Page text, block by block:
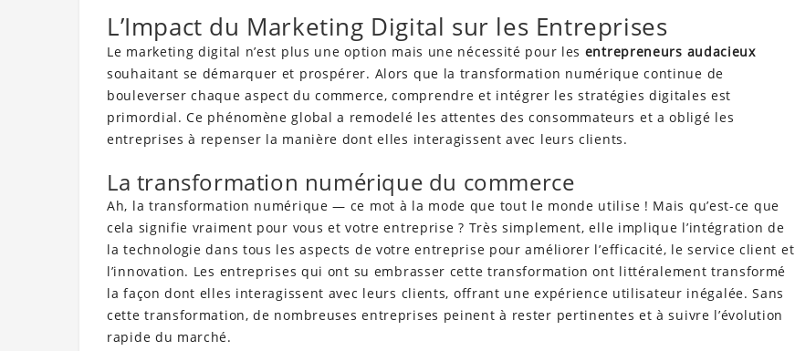
L’Impact du Marketing Digital sur les Entreprises
Le marketing digital n’est plus une option mais une nécessité pour les entrepreneurs audacieux
souhaitant se démarquer et prospérer. Alors que la transformation numérique continue de
bouleverser chaque aspect du commerce, comprendre et intégrer les stratégies digitales est
primordial. Ce phénomène global a remodelé les attentes des consommateurs et a obligé les
entreprises à repenser la manière dont elles interagissent avec leurs clients.
La transformation numérique du commerce
Ah, la transformation numérique — ce mot à la mode que tout le monde utilise ! Mais qu’est-ce que
cela signifie vraiment pour vous et votre entreprise ? Très simplement, elle implique l’intégration de
la technologie dans tous les aspects de votre entreprise pour améliorer l’efficacité, le service client et
l’innovation. Les entreprises qui ont su embrasser cette transformation ont littéralement transformé
la façon dont elles interagissent avec leurs clients, offrant une expérience utilisateur inégalée. Sans
cette transformation, de nombreuses entreprises peinent à rester pertinentes et à suivre l’évolution
rapide du marché.